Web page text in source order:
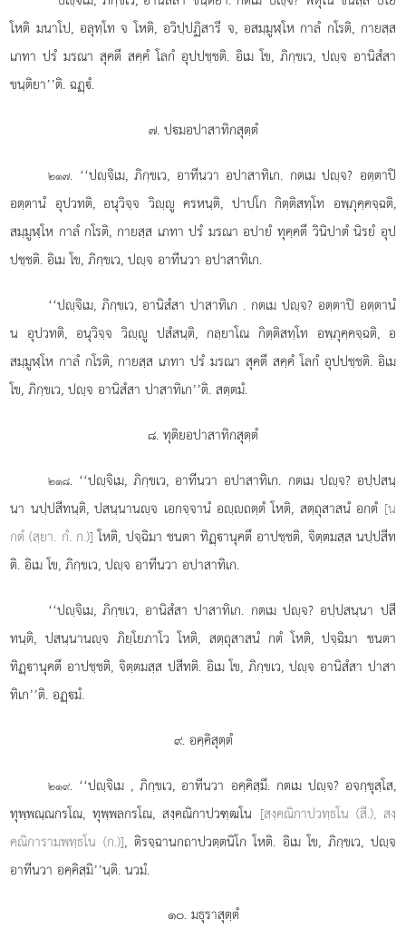
โหติ มนาโป, อลุทฺโท จ โหติ, อวิปฺปฏิสารี จ, อสมฺมูฬฺโห กาลํ กโรติ, กายสฺส
เภทา ปรํ มรณา สุคตึ สคฺคํ โลกํ อุปปชฺชติ. อิเม โข, ภิกฺขเว, ปฺจ อานิสํสา
ขนฺติยา’’ติ. ฉฏฺํ.
๗. ปมอปาสาทิกสุตฺตํ
๒๑๗. ‘‘ปฺจิเม, ภิกฺขเว, อาทีนวา อปาสาทิเก. กตเม ปฺจ? อตฺตาปิ
อตฺตานํ อุปวทติ, อนุวิจฺจ วิฺู ครหนฺติ, ปาปโก กิตฺติสทฺโท อพฺภุคฺคจฺฉติ,
สมฺมูฬฺโห กาลํ กโรติ, กายสฺส เภทา ปรํ มรณา อปายํ ทุคฺคตึ วินิปาตํ นิรยํ อุป
ปชฺชติ. อิเม โข, ภิกฺขเว, ปฺจ อาทีนวา อปาสาทิเก.
‘‘ปฺจิเม, ภิกฺขเว, อานิสํสา ปาสาทิเก . กตเม ปฺจ? อตฺตาปิ อตฺตานํ
น อุปวทติ, อนุวิจฺจ วิฺู ปสํสนฺติ, กลฺยาโณ กิตฺติสทฺโท อพฺภุคฺคจฺฉติ, อ
สมฺมูฬฺโห กาลํ กโรติ, กายสฺส เภทา ปรํ มรณา สุคตึ สคฺคํ โลกํ อุปปชฺชติ. อิเม
โข, ภิกฺขเว, ปฺจ อานิสํสา ปาสาทิเก’’ติ. สตฺตมํ.
๘. ทุติยอปาสาทิกสุตฺตํ
๒๑๘. ‘‘ปฺจิเม, ภิกฺขเว, อาทีนวา อปาสาทิเก. กตเม ปฺจ? อปฺปสนฺ
นา นปฺปสีทนฺติ, ปสนฺนานฺจ เอกจฺจานํ อฺถตฺตํ โหติ, สตฺถุสาสนํ อกตํ [น
กตํ (สฺยา. กํ. ก.)] โหติ, ปจฺฉิมา ชนตาทิฏฺานุคตึ อาปชฺชติ, จิตฺตมสฺส นปฺปสีท
ติ. อิเม โข, ภิกฺขเว, ปฺจ อาทีนวา อปาสาทิเก.
‘‘ปฺจิเม, ภิกฺขเว, อานิสํสา ปาสาทิเก. กตเม ปฺจ? อปฺปสนฺนา ปสี
ทนฺติ, ปสนฺนานฺจ ภิยฺโยภาโว โหติ, สตฺถุสาสนํ กตํ โหติ, ปจฺฉิมา ชนตา
ทิฏฺานุคตึ อาปชฺชติ, จิตฺตมสฺส ปสีทติ. อิเม โข, ภิกฺขเว, ปฺจ อานิสํสา ปาสา
ทิเก’’ติ. อฏฺมํ.
๙. อคฺคิสุตฺตํ
๒๑๙. ‘‘ปฺจิเม , ภิกฺขเว, อาทีนวา อคฺคิสฺมึ. กตเม ปฺจ? อจกฺขุสฺโส,
ทุพฺพณฺณกรโณ, ทุพฺพลกรโณ, สงฺคณิกาปวฑฺฒโน [สงฺคณิกาปวทฺธโน (สี.), สงฺ
คณิการามพทฺธโน (ก.)], ติรจฺฉานกถาปวตฺตนิโก โหติ. อิเม โข, ภิกฺขเว, ปฺจ
อาทีนวา อคฺคิสฺมิ’’นฺติ. นวมํ.
๑๐. มธุราสุตฺตํ